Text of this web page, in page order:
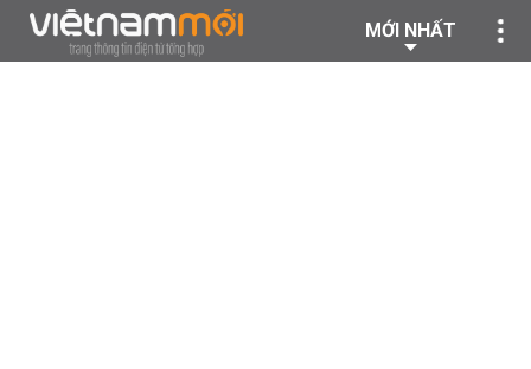
MỚI NHẤT